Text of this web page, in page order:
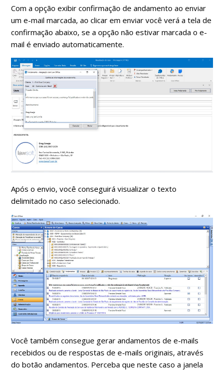
Com a opção exibir confirmação de andamento ao enviar
um e-mail marcada, ao clicar em enviar você verá a tela de
confirmação abaixo, se a opção não estivar marcada o e-
mail é enviado automaticamente.
Após o envio, você conseguirá visualizar o texto
delimitado no caso selecionado.
Você também consegue gerar andamentos de e-mails
recebidos ou de respostas de e-mails originais, através
do botão andamentos. Perceba que neste caso a janela